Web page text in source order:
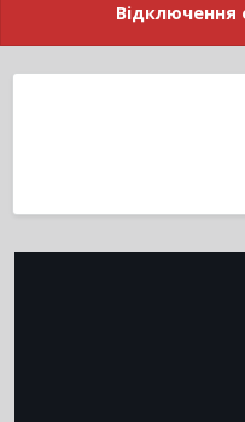
Відключення